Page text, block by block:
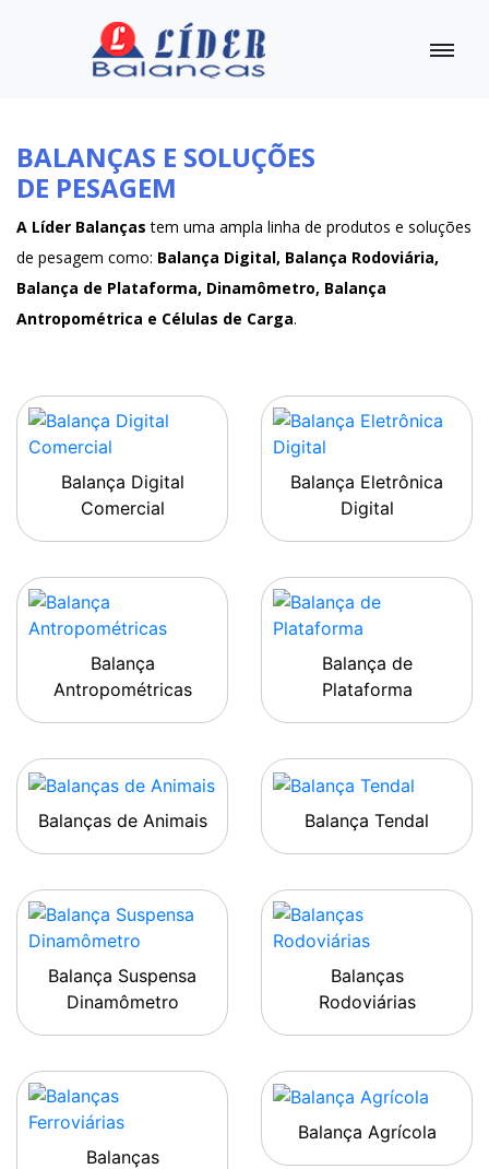
BALANÇAS E SOLUÇÕES
DE PESAGEM
A Líder Balanças tem uma ampla linha de produtos e soluções
de pesagem como: Balança Digital, Balança Rodoviária,
Balança de Plataforma, Dinamômetro, Balança
Antropométrica e Células de Carga.
Balança Digital
Comercial
Balança Eletrônica
Digital
Balança
Antropométricas
Balança de
Plataforma
Balanças de Animais Balança Tendal
Balança Suspensa
Dinamômetro
Balanças
Rodoviárias
Balanças
Balança Agrícola